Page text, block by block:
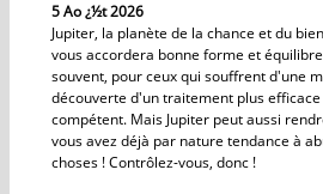
5 Ao ¿½t 2026
Jupiter, la planète de la chance et du
vous accordera bonne forme et
souvent, pour ceux qui souffrent d'une
découverte d'un traitement plus
compétent. Mais Jupiter peut aussi
vous avez déjà par nature tendance à
choses ! Contrôlez-vous, donc !